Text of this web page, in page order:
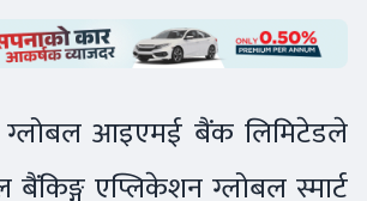
ग्लोबल आइएमई बैंक लिमिटेडले
एप्लिकेशन ग्लोबल स्मार्ट